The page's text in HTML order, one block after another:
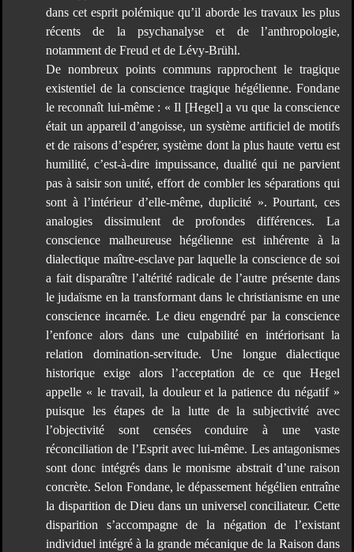
dans cet esprit polémique qu’il aborde les travaux les plus
récents de la psychanalyse et de l’anthropologie,
notamment de Freud et de Lévy-Brühl.
De nombreux points communs rapprochent le tragique
existentiel de la conscience tragique hégélienne. Fondane
le reconnaît lui-même : « Il [Hegel] a vu que la conscience
était un appareil d’angoisse, un système artificiel de motifs
et de raisons d’espérer, système dont la plus haute vertu est
humilité, c’est-à-dire impuissance, dualité qui ne parvient
pas à saisir son unité, effort de combler les séparations qui
sont à l’intérieur d’elle-même, duplicité ». Pourtant, ces
analogies dissimulent de profondes différences. La
conscience malheureuse hégélienne est inhérente à la
dialectique maître-esclave par laquelle la conscience de soi
a fait disparaître l’altérité radicale de l’autre présente dans
le judaïsme en la transformant dans le christianisme en une
conscience incarnée. Le dieu engendré par la conscience
l’enfonce alors dans une culpabilité en intériorisant la
relation domination-servitude. Une longue dialectique
historique exige alors l’acceptation de ce que Hegel
appelle « le travail, la douleur et la patience du négatif »
puisque les étapes de la lutte de la subjectivité avec
l’objectivité sont censées conduire à une vaste
réconciliation de l’Esprit avec lui-même. Les antagonismes
sont donc intégrés dans le monisme abstrait d’une raison
concrète. Selon Fondane, le dépassement hégélien entraîne
la disparition de Dieu dans un universel conciliateur. Cette
disparition s’accompagne de la négation de l’existant
individuel intégré à la grande mécanique de la Raison dans